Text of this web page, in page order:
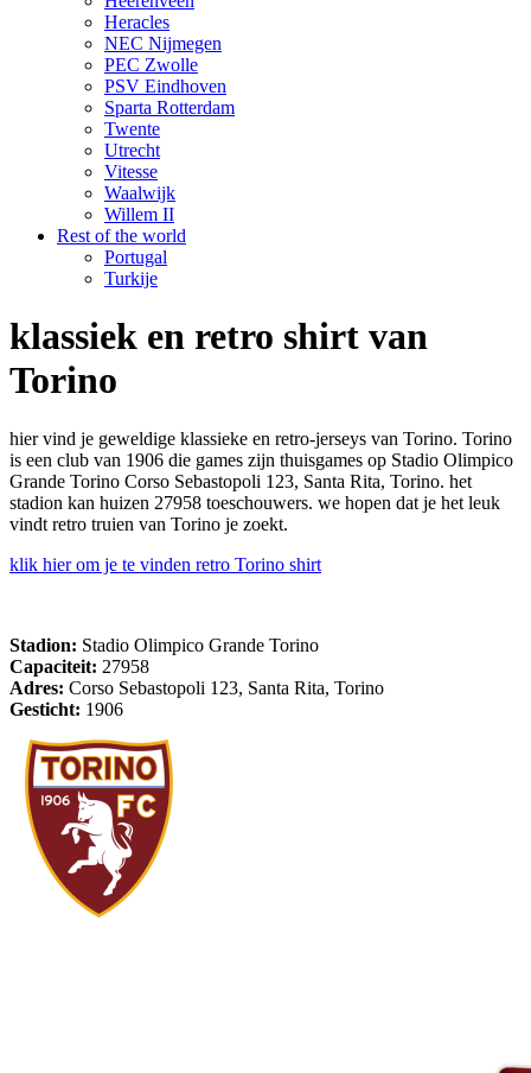
Heracles
NEC Nijmegen
PEC Zwolle
PSV Eindhoven
Sparta Rotterdam
Twente
Utrecht
Vitesse
Waalwijk
Willem II
Rest of the world
Portugal
Turkije
klassiek en retro shirt van
Torino
hier vind je geweldige klassieke en retro-jerseys van Torino. Torino
is een club van 1906 die games zijn thuisgames op Stadio Olimpico
Grande Torino Corso Sebastopoli 123, Santa Rita, Torino. het
stadion kan huizen 27958 toeschouwers. we hopen dat je het leuk
vindt retro truien van Torino je zoekt.
klik hier om je te vinden retro Torino shirt
Stadion: Stadio Olimpico Grande Torino
Capaciteit: 27958
Adres: Corso Sebastopoli 123, Santa Rita, Torino
Gesticht: 1906